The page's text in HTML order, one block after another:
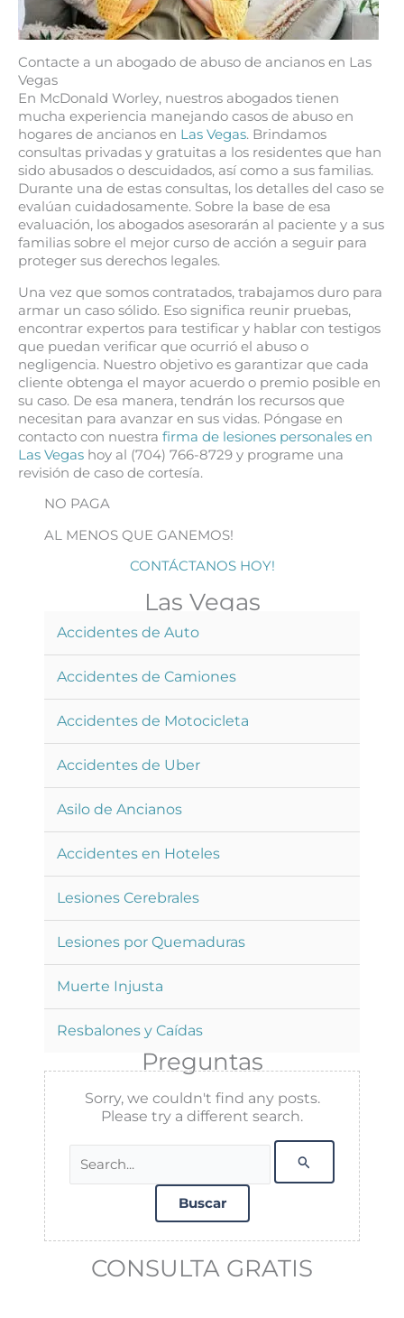
Contacte a un abogado de abuso de ancianos en Las
Vegas
En McDonald Worley, nuestros abogados tienen
mucha experiencia manejando casos de abuso en
hogares de ancianos en Las Vegas. Brindamos
consultas privadas y gratuitas a los residentes que han
sido abusados o descuidados, así como a sus familias.
Durante una de estas consultas, los detalles del caso se
evalúan cuidadosamente. Sobre la base de esa
evaluación, los abogados asesorarán al paciente y a sus
familias sobre el mejor curso de acción a seguir para
proteger sus derechos legales.
Una vez que somos contratados, trabajamos duro para
armar un caso sólido. Eso significa reunir pruebas,
encontrar expertos para testificar y hablar con testigos
que puedan verificar que ocurrió el abuso o
negligencia. Nuestro objetivo es garantizar que cada
cliente obtenga el mayor acuerdo o premio posible en
su caso. De esa manera, tendrán los recursos que
necesitan para avanzar en sus vidas. Póngase en
contacto con nuestra firma de lesiones personales en
Las Vegas hoy al (704) 766-8729 y programe una
revisión de caso de cortesía.
NO PAGA
AL MENOS QUE GANEMOS!
CONTÁCTANOS HOY!
Las Vegas
Accidentes de Auto
Accidentes de Camiones
Accidentes de Motocicleta
Accidentes de Uber
Asilo de Ancianos
Accidentes en Hoteles
Lesiones Cerebrales
Lesiones por Quemaduras
Muerte Injusta
Resbalones y Caídas
Preguntas
Sorry, we couldn't find any posts.
Please try a different search.
Buscar
por:
CONSULTA GRATIS